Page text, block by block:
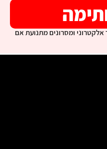
ומסרונים מתנועת אם